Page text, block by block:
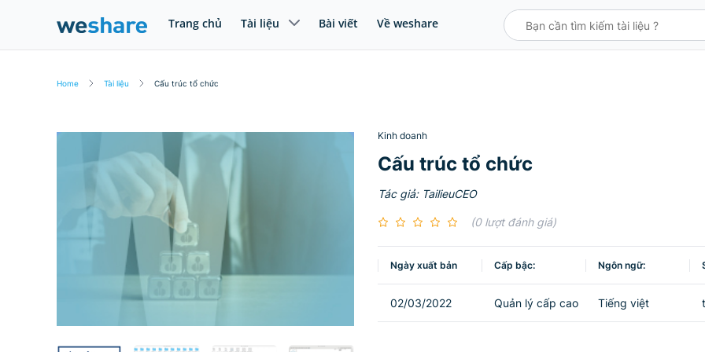
Trang chủ Tài liệu Bài viết Về weshare
Home Tài liệu Cấu trúc tổ chức
Kinh doanh
Cấu trúc tổ chức
Tác giả: TailieuCEO
(0 lượt đánh giá)
Ngày xuất bản Cấp bậc: Ngôn ngữ:
02/03/2022 Quản lý cấp cao Tiếng việt